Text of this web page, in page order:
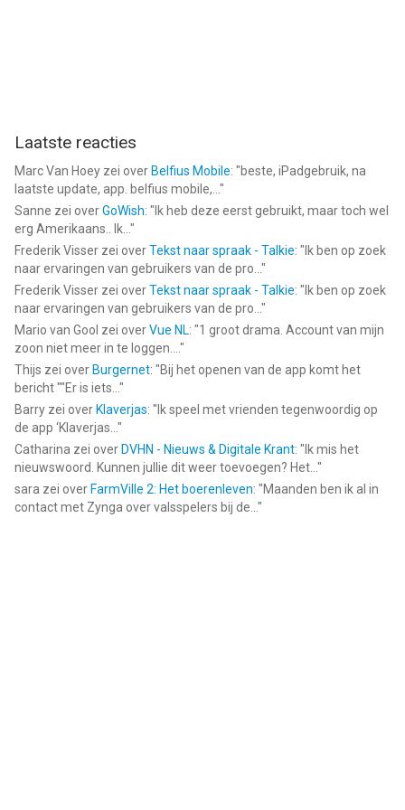
Laatste reacties
Marc Van Hoey zei over Belfius Mobile: "beste, iPadgebruik, na
laatste update, app. belfius mobile,... "
Sanne zei overGoWish: " Ik heb deze eerst gebruikt, maar toch wel
erg Amerikaans.. Ik... "
Frederik Visser zei overTekst naar spraak - Talkie: " Ik ben op zoek
naar ervaringen van gebruikers van de pro... "
Frederik Visser zei overTekst naar spraak - Talkie: " Ik ben op zoek
naar ervaringen van gebruikers van de pro... "
Mario van Gool zei overVue NL: "1 groot drama. Account van mijn
zoon niet meer in te loggen.... "
Thijs zei over Burgernet: "Bij het openen van de app komt het
bericht ""Er is iets... "
Barry zei over Klaverjas: " Ik speel met vrienden tegenwoordig op
de app ‘Klaverjas... "
Catharina zei over DVHN - Nieuws & Digitale Krant: " Ik mis het
nieuwswoord. Kunnen jullie dit weer toevoegen? Het... "
sara zei over FarmVille 2: Het boerenleven: "Maanden ben ik al in
contact met Zynga over valsspelers bij de... "